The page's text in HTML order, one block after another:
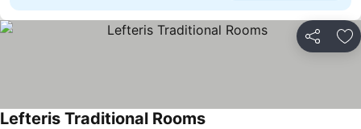
Deli
Lefteris Traditional Rooms